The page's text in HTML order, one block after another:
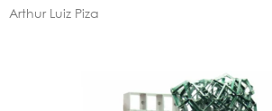
Arthur Luiz Piza